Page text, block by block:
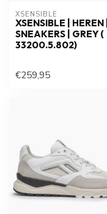
XSENSIBLE
XSENSIBLE | HEREN |
SNEAKERS | GREY (
33200.5.802)
€259,95